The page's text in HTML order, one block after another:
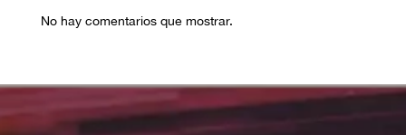
No hay comentarios que mostrar.